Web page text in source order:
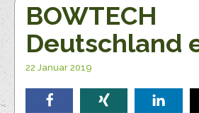
BOWTECH
Deutschland
22 Januar 2019